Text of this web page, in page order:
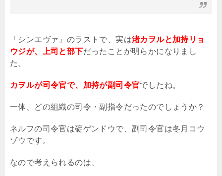
「シンエヴァ」のラストで、実は渚カヲルと加持リョ
ウジが、上司と部下だったことが明らかになりまし
た。
カヲルが司令官で、加持が副司令官でしたね。
一体、どの組織の司令・副指令だったのでしょうか？
ネルフの司令官は碇ゲンドウで、副司令官は冬月コウ
ゾウです。
なので考えられるのは、